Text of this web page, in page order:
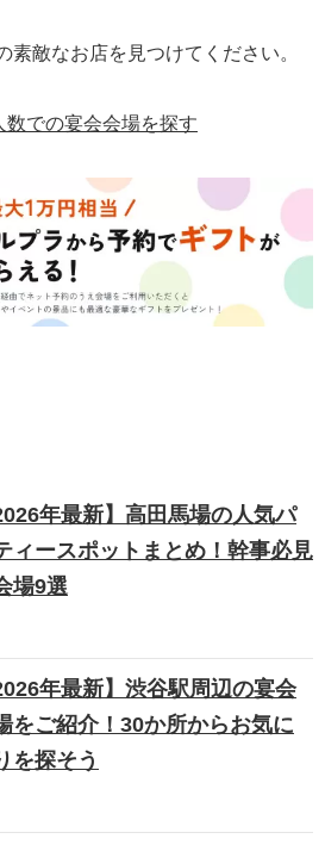
素敵なお店を見つけてください。
での宴会会場を探す
年最新】高田馬場の人気パ
ィースポットまとめ！幹事必見
場9選
年最新】渋谷駅周辺の宴会
をご紹介！30か所からお気に
を探そう